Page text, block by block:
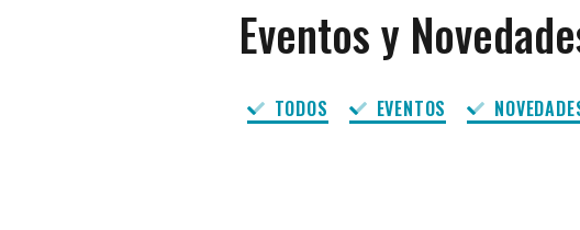
Eventos y
TODOS EVENTOS